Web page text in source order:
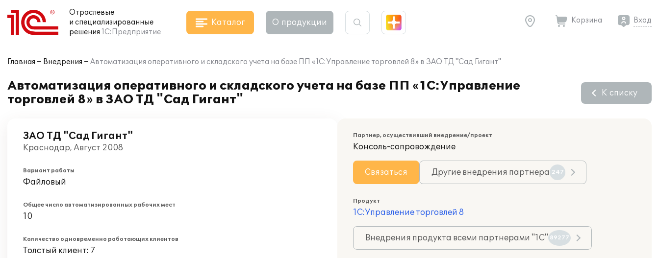
Отраслевые
и специализированные
решения 1С:Предприятие
Каталог О продукции Корзина Вход
Главная Внедрения Автоматизация оперативного и складского учета на базе ПП «1С:Управление торговлей 8» в ЗАО ТД "Сад Гигант"
Автоматизация оперативного и складского учета на базе ПП «1С:Управление
торговлей 8» в ЗАО ТД "Сад Гигант"
К списку
ЗАО ТД "Сад Гигант"
Краснодар, Август 2008
Вариант работы
Файловый
Общее число автоматизированных рабочих мест
10
Количество одновременно работающих клиентов
Толстый клиент: 7
Партнер, осуществивший внедрение/проект
Консоль-сопровождение
Связаться Другие внедрения партнера 247
Продукт
1С:Управление торговлей 8
Внедрения продукта всеми партнерами "1С" 89277